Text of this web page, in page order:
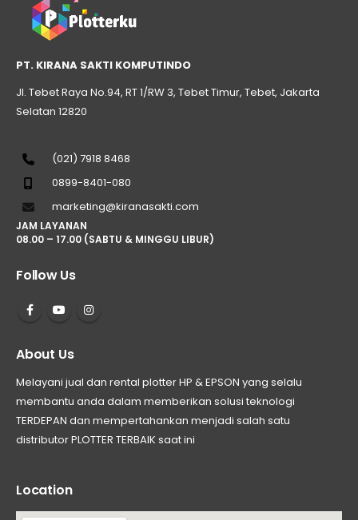
PT. KIRANA SAKTI KOMPUTINDO
Jl. Tebet Raya No.94, RT 1/RW 3, Tebet Timur, Tebet, Jakarta
Selatan 12820
(021) 7918 8468
0899-8401-080
marketing@kiranasakti.com
JAM LAYANAN
08.00 – 17.00 (SABTU & MINGGU LIBUR)
Follow Us
About Us
Melayani jual dan rental plotter HP & EPSON yang selalu
membantu anda dalam memberikan solusi teknologi
TERDEPAN dan mempertahankan menjadi salah satu
distributor PLOTTER TERBAIK saat ini
Location